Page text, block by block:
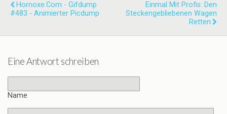
Hornoxe.com - Gifdump
#483 - Animierter Picdump
Einmal Mit Profis: Den
Steckengebliebenen Wagen
Retten
Eine Antwort schreiben
Name